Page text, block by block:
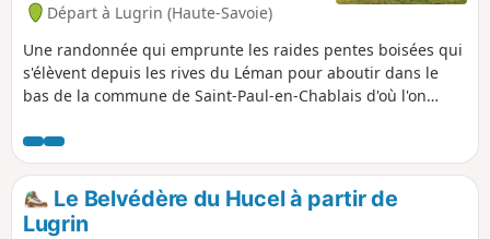
Départ à Lugrin (Haute-Savoie)
Une randonnée qui emprunte les raides pentes boisées qui
s'élèvent depuis les rives du Léman pour aboutir dans le
bas de la commune de Saint-Paul-en-Chablais d'où l'on
Le Belvédère du Hucel à partir de
Lugrin